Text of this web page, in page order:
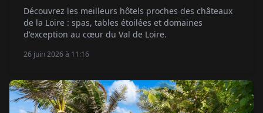
Découvrez les meilleurs hôtels proches des châteaux
de la Loire : spas, tables étoilées et domaines
d'exception au cœur du Val de Loire.
26 juin 2026 à 11:16